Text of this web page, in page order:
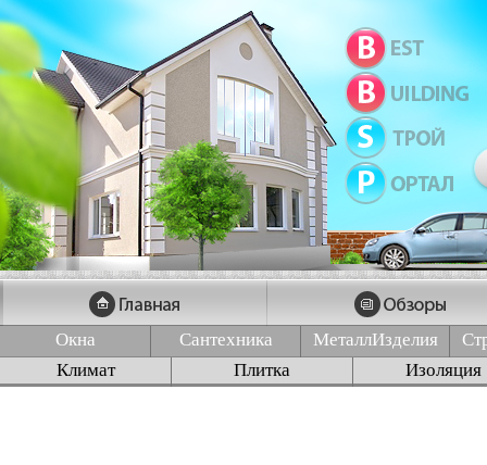
Окна Сантехника МеталлИзделия
Климат
Плитка Изоляция